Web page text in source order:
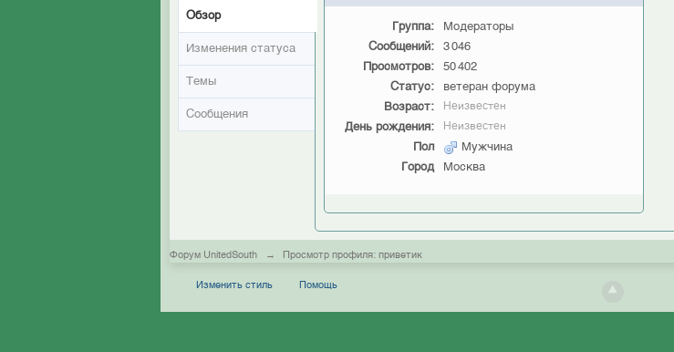
Обзор
Изменения статуса
Темы
Сообщения
Группа:
Модераторы
Сообщений:
3 046
Просмотров:
50 402
Статус:
ветеран форума
Возраст:
Неизвестен
День рождения: Неизвестен
Пол
Мужчина
Город
Москва
Форум UnitedSouth → Просмотр профиля: приветик
Изменить стиль Помощь